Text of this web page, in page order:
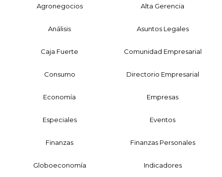
Agronegocios Alta Gerencia
Análisis Asuntos Legales
Caja Fuerte Comunidad Empresarial
Consumo Directorio Empresarial
Economía Empresas
Especiales Eventos
Finanzas Finanzas Personales
Globoeconomía Indicadores